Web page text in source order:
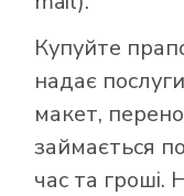
Купуйте
надає
макет,
займається
час та гроші.